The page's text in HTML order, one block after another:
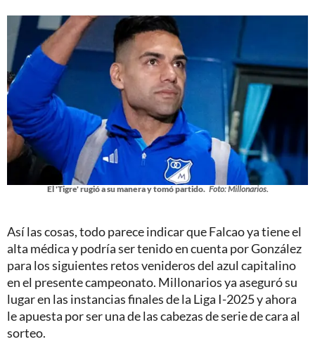
El 'Tigre' rugió a su manera y tomó partido. Foto: Millonarios.
Así las cosas, todo parece indicar que Falcao ya tiene el
alta médica y podría ser tenido en cuenta por González
para los siguientes retos venideros del azul capitalino
en el presente campeonato. Millonarios ya aseguró su
lugar en las instancias finales de la Liga I-2025 y ahora
le apuesta por ser una de las cabezas de serie de cara al
sorteo.